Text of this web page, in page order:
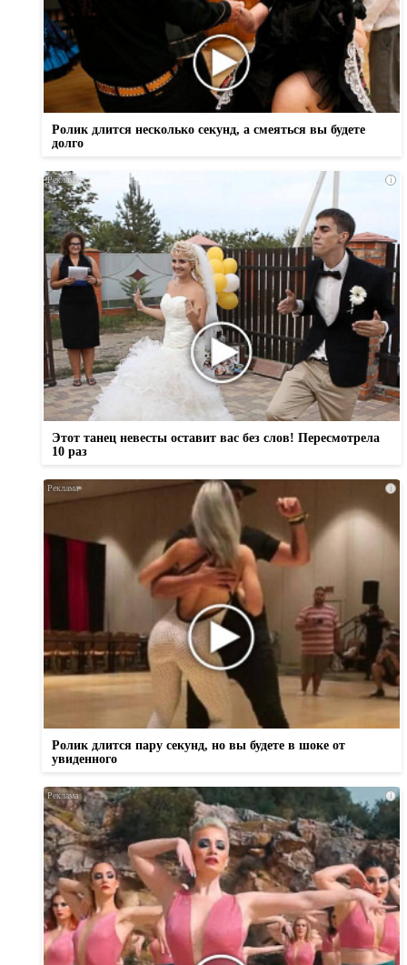
Ролик длится несколько секунд, а смеяться вы будете
долго
i
Этот танец невесты оставит вас без слов! Пересмотрела
10 раз
i
Ролик длится пару секунд, но вы будете в шоке от
увиденного
i